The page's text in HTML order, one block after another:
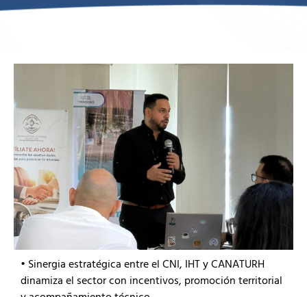
• Sinergia estratégica entre el CNI, IHT y CANATURH
dinamiza el sector con incentivos, promoción territorial